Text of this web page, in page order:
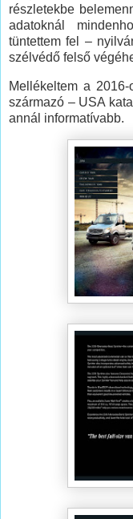
részletekbe
adatoknál
tüntettem fel –
szélvédő felső
Mellékeltem a
származó – USA
annál informatívabb.